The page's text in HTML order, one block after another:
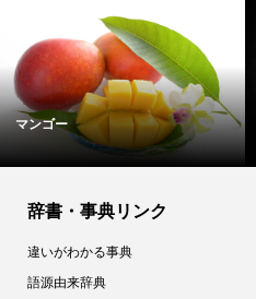
マンゴー
辞書・事典リンク
違いがわかる事典
語源由来辞典